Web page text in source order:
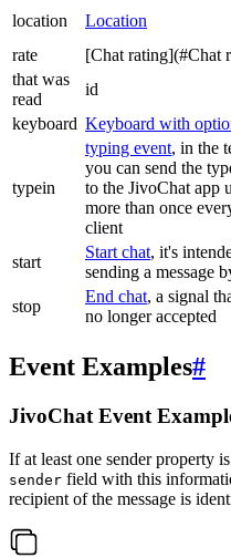
location Location
rate
[Chat rating](#Chat
that was
read
id
keyboard Keyboard with
typein
typing event, in the
you can send the
to the JivoChat app
more than once
client
start
Start chat, it's
sending a message
stop
End chat, a signal
no longer accepted
Event Examples#
JivoChat Event
If at least one sender property
sender field with this
recipient of the message is